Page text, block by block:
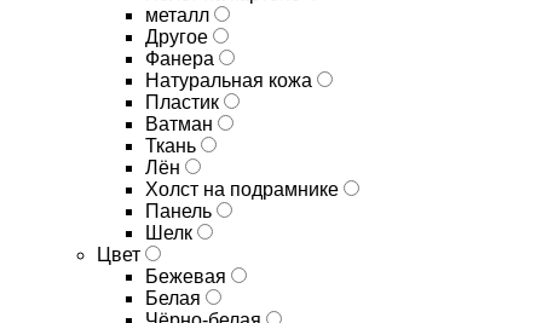
металл
Другое
Фанера
Натуральная кожа
Пластик
Ватман
Ткань
Лён
Холст на подрамнике
Панель
Шелк
Цвет
Бежевая
Белая